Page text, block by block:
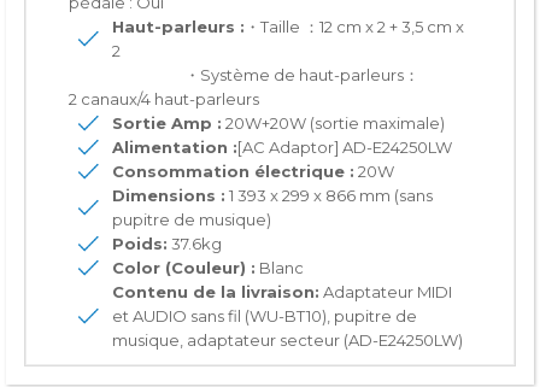
Haut-parleurs : ・Taille ：12 cm x 2 + 3,5 cm x
2
・Système de haut-parleurs：
2 canaux/4 haut-parleurs
Sortie Amp : 20W+20W (sortie maximale)
Alimentation :[AC Adaptor] AD-E24250LW
Consommation électrique : 20W
Dimensions : 1 393 x 299 x 866 mm (sans
pupitre de musique)
Poids: 37.6kg
Color (Couleur) : Blanc
Contenu de la livraison: Adaptateur MIDI
et AUDIO sans fil (WU-BT10), pupitre de
musique, adaptateur secteur (AD-E24250LW)